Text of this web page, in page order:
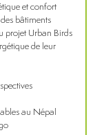
et confort
bâtiments
projet Urban Birds
de leur
au Népal